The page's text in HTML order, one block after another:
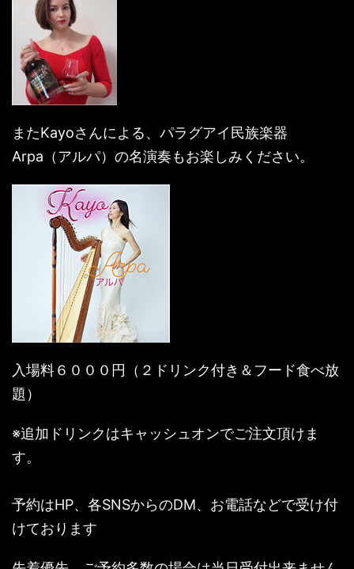
またKayoさんによる、パラグアイ民族楽器
Arpa（アルパ）の名演奏もお楽しみください。
入場料６０００円（２ドリンク付き＆フード食べ放
題）
※追加ドリンクはキャッシュオンでご注文頂けま
す。
予約はHP、各SNSからのDM、お電話などで受け付
けております